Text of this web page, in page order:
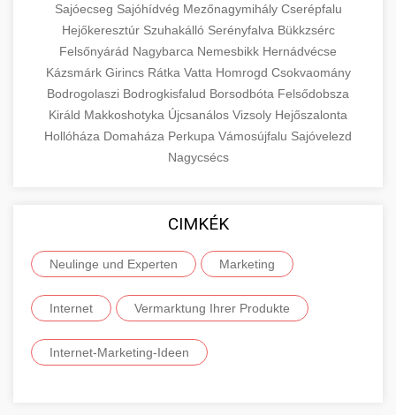
Sajóecseg Sajóhídvég Mezőnagymihály Cserépfalu
Hejőkeresztúr Szuhakálló Serényfalva Bükkzsérc
Felsőnyárád Nagybarca Nemesbikk Hernádvécse
Kázsmárk Girincs Rátka Vatta Homrogd Csokvaomány
Bodrogolaszi Bodrogkisfalud Borsodbóta Felsődobsza
Királd Makkoshotyka Újcsanálos Vizsoly Hejőszalonta
Hollóháza Domaháza Perkupa Vámosújfalu Sajóvelezd
Nagycsécs
CIMKÉK
Neulinge und Experten Marketing
Internet Vermarktung Ihrer Produkte
Internet-Marketing-Ideen